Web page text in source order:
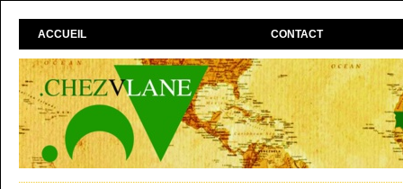
ACCUEIL CONTACT